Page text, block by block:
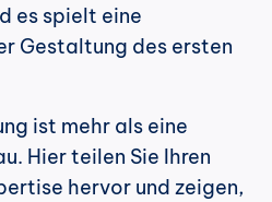
es spielt eine
Gestaltung des ersten
ist mehr als eine
Hier teilen Sie Ihren
hervor und zeigen,